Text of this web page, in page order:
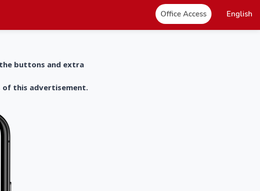
Office Access English
buttons and extra
of this advertisement.